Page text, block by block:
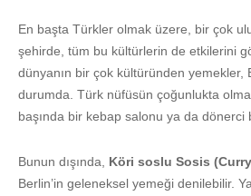
En başta Türkler olmak üzere, bir çok
şehirde, tüm bu kültürlerin de etkilerini
dünyanın bir çok kültüründen yemekler,
durumda. Türk nüfüsün çoğunlukta
başında bir kebap salonu ya da dönerci
Bunun dışında, Köri soslu Sosis
Berlin’in geleneksel yemeği denilebilir.